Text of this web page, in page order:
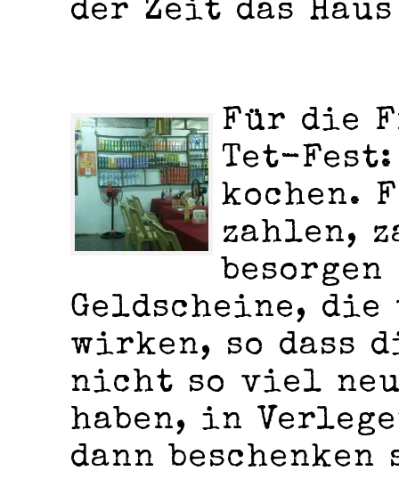
der Zeit das
Für die
Tet-Fest:
kochen.
zahlen,
Geldscheine,
wirken, so dass
nicht so viel
haben, in
dann